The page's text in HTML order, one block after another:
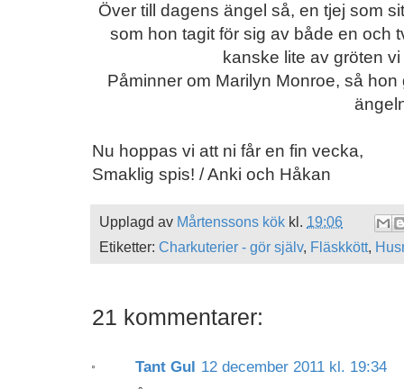
Över till dagens ängel så, en tjej som
som hon tagit för sig av både en och
kanske lite av gröten
Påminner om Marilyn Monroe, så
Nu hoppas vi att ni får en fin vecka,
Smaklig spis! / Anki och Håkan
Upplagd av Mårtenssons kök kl. 19:06
Etiketter: Charkuterier - gör själv, Fläskkött,
21 kommentarer:
Tant Gul 12 december 2011 kl. 19:34